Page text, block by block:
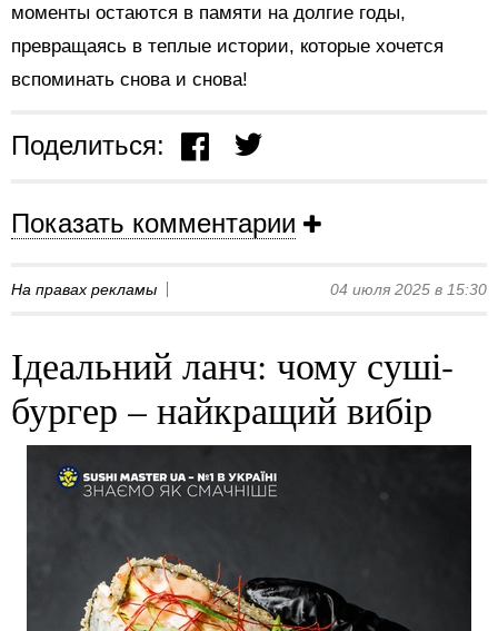
моменты остаются в памяти на долгие годы,
превращаясь в теплые истории, которые хочется
вспоминать снова и снова!
Поделиться:
Показать комментарии
На правах рекламы 04 июля 2025 в 15:30
Ідеальний ланч: чому суші-
бургер – найкращий вибір